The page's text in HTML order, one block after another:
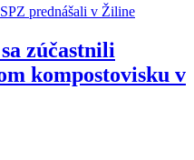
prednášali v Žiline
zúčastnili
kompostovisku v